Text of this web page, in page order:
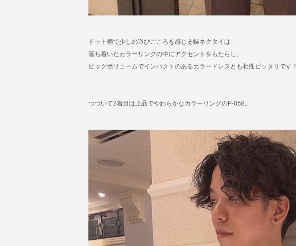
ドット柄で少しの遊びごころを感じる蝶ネクタイは
落ち着いたカラーリングの中にアクセントをもたらし、
ビッグボリュームでインパクトのあるカラードレスとも相性ピッタリです！
つづいて2着目は上品でやわらかなカラーリングのP-058。